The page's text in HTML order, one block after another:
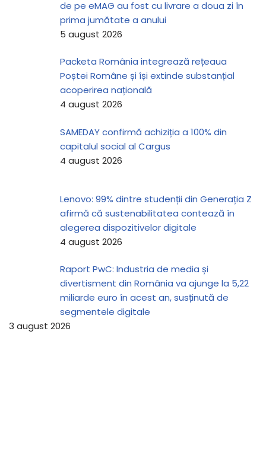
de pe eMAG au fost cu livrare a doua zi în
prima jumătate a anului
5 august 2026
Packeta România integrează rețeaua
Poștei Române și își extinde substanțial
acoperirea națională
4 august 2026
SAMEDAY confirmă achiziția a 100% din
capitalul social al Cargus
4 august 2026
Lenovo: 99% dintre studenții din Generația Z
afirmă că sustenabilitatea contează în
alegerea dispozitivelor digitale
4 august 2026
Raport PwC: Industria de media și
divertisment din România va ajunge la 5,22
miliarde euro în acest an, susținută de
segmentele digitale
3 august 2026